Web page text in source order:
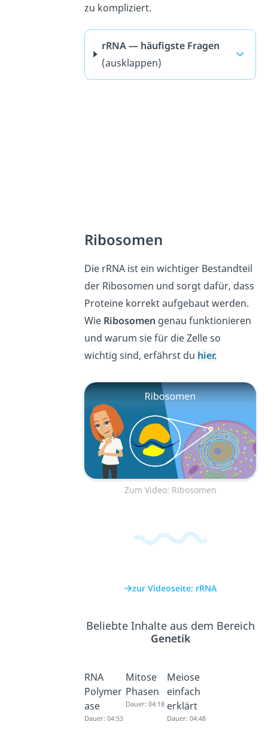
zu kompliziert.
rRNA — häufigste Fragen
(ausklappen)
Ribosomen
Die rRNA ist ein wichtiger Bestandteil
der Ribosomen und sorgt dafür, dass
Proteine korrekt aufgebaut werden.
Wie Ribosomen genau funktionieren
und warum sie für die Zelle so
wichtig sind, erfährst du hier.
Zum Video: Ribosomen
zur Videoseite: rRNA
Beliebte Inhalte aus dem Bereich
Genetik
RNA
Polymer
ase
Dauer: 04:53
Mitose
Phasen
Dauer: 04:18
Meiose
einfach
erklärt
Dauer: 04:48